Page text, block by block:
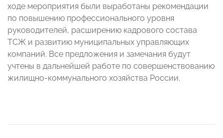
ходе мероприятия были выработаны рекомендации
по повышению профессионального уровня
руководителей, расширению кадрового состава
ТСЖ и развитию муниципальных управляющих
компаний. Все предложения и замечания будут
учтены в дальнейшей работе по совершенствованию
жилищно-коммунального хозяйства России.